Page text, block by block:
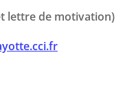
lettre de motivation)